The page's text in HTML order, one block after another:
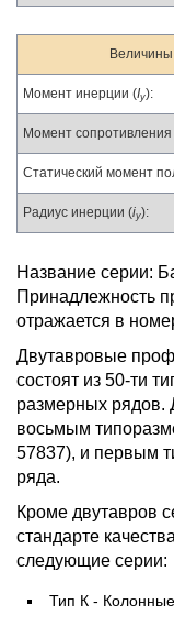
Момент инерции (Iy):
Момент сопротивления
Статический момент
Радиус инерции (iy):
Название серии:
Принадлежность
отражается в
Двутавровые
состоят из 50-ти
размерных рядов.
восьмым
57837), и первым
ряда.
Кроме двутавров
стандарте
следующие серии:
Тип К -